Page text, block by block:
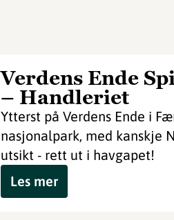
Verdens Ende
– Handleriet
Ytterst på Verdens Ende i
nasjonalpark, med kanskje
utsikt - rett ut i havgapet!
Les mer